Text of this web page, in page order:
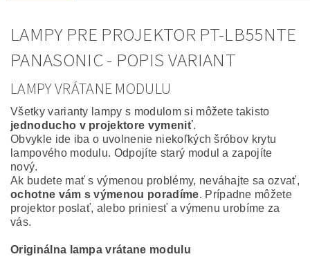
LAMPY PRE PROJEKTOR PT-LB55NTE
PANASONIC - POPIS VARIANT
LAMPY VRÁTANE MODULU
Všetky varianty lampy s modulom si môžete takisto
jednoducho v projektore vymeniť.
Obvykle ide iba o uvolnenie niekoľkých šróbov krytu
lampového modulu. Odpojíte starý modul a zapojíte
nový.
Ak budete mať s výmenou problémy, neváhajte sa ozvať,
ochotne vám s výmenou poradíme. Prípadne môžete
projektor poslať, alebo priniesť a výmenu urobíme za
vás.
Originálna lampa vrátane modulu